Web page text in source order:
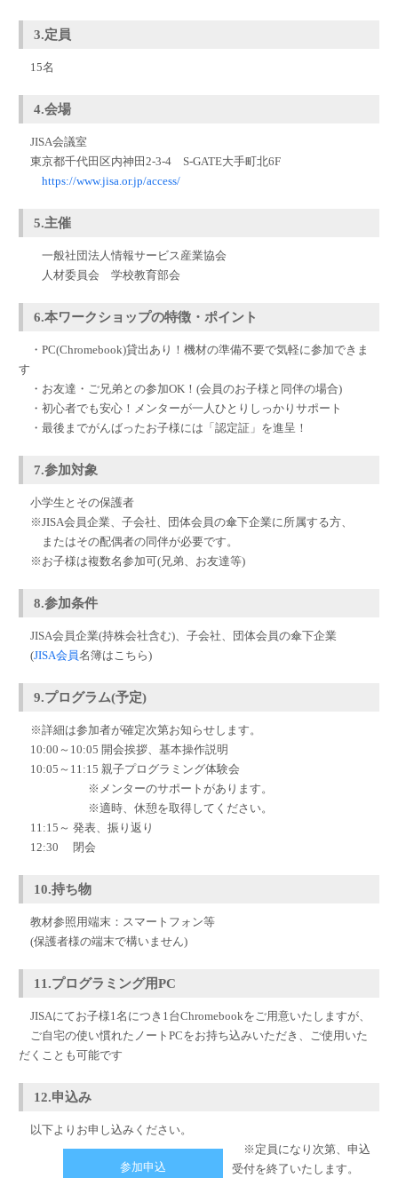
3.定員
15名
4.会場
JISA会議室
東京都千代田区内神田2-3-4 S-GATE大手町北6F
https://www.jisa.or.jp/access/
5.主催
一般社団法人情報サービス産業協会
人材委員会 学校教育部会
6.本ワークショップの特徴・ポイント
・PC(Chromebook)貸出あり！機材の準備不要で気軽に参加できま
す
・お友達・ご兄弟との参加OK！(会員のお子様と同伴の場合)
・初心者でも安心！メンターが一人ひとりしっかりサポート
・最後までがんばったお子様には「認定証」を進呈！
7.参加対象
小学生とその保護者
※JISA会員企業、子会社、団体会員の傘下企業に所属する方、
またはその配偶者の同伴が必要です。
※お子様は複数名参加可(兄弟、お友達等)
8.参加条件
JISA会員企業(持株会社含む)、子会社、団体会員の傘下企業
(JISA会員名簿はこちら)
9.プログラム(予定)
※詳細は参加者が確定次第お知らせします。
10:00～10:05 開会挨拶、基本操作説明
10:05～11:15 親子プログラミング体験会
※メンターのサポートがあります。
※適時、休憩を取得してください。
11:15～ 発表、振り返り
12:30 閉会
10.持ち物
教材参照用端末：スマートフォン等
(保護者様の端末で構いません)
11.プログラミング用PC
JISAにてお子様1名につき1台Chromebookをご用意いたしますが、
ご自宅の使い慣れたノートPCをお持ち込みいただき、ご使用いた
だくことも可能です
12.申込み
以下よりお申し込みください。
参加申込
※定員になり次第、申込
受付を終了いたします。